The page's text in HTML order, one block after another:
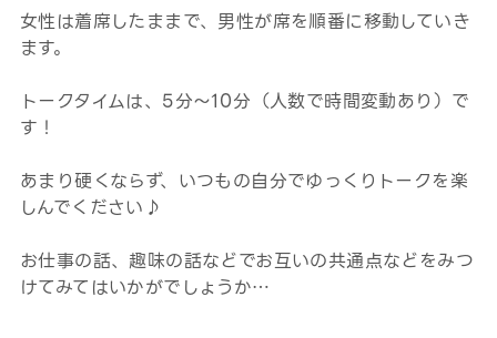
女性は着席したままで、男性が席を順番に移動していき
ます。
トークタイムは、5分～10分（人数で時間変動あり）で
す！
あまり硬くならず、いつもの自分でゆっくりトークを楽
しんでください♪
お仕事の話、趣味の話などでお互いの共通点などをみつ
けてみてはいかがでしょうか…